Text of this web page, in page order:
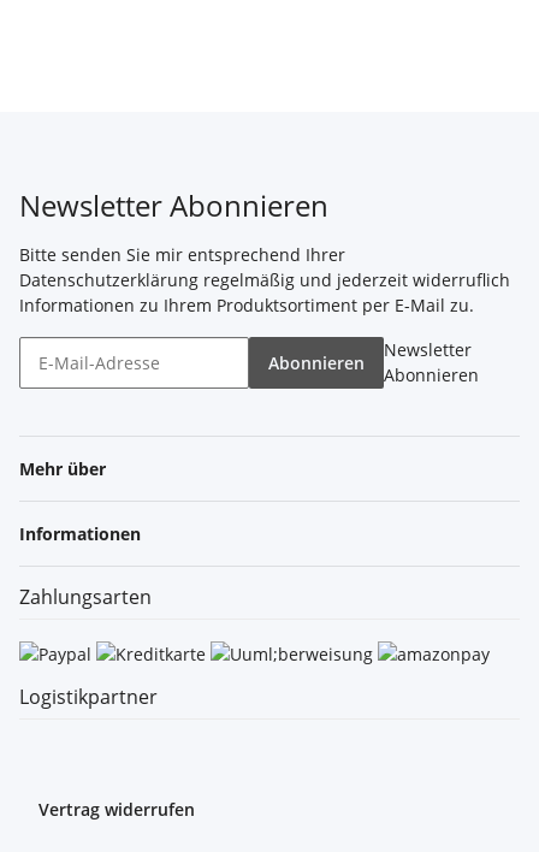
Newsletter Abonnieren
Bitte senden Sie mir entsprechend Ihrer
Datenschutzerklärung regelmäßig und jederzeit widerruflich
Informationen zu Ihrem Produktsortiment per E-Mail zu.
Abonnieren
Newsletter
Abonnieren
Mehr über
Informationen
Zahlungsarten
Logistikpartner
Vertrag widerrufen